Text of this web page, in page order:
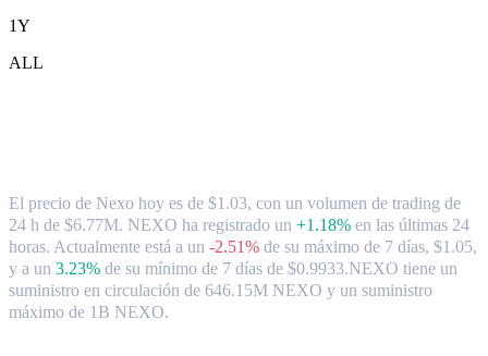
1Y
ALL
El precio de Nexo hoy es de $1.03, con un volumen de trading de
24 h de $6.77M. NEXO ha registrado un +1.18% en las últimas 24
horas. Actualmente está a un -2.51% de su máximo de 7 días, $1.05,
y a un 3.23% de su mínimo de 7 días de $0.9933.NEXO tiene un
suministro en circulación de 646.15M NEXO y un suministro
máximo de 1B NEXO.